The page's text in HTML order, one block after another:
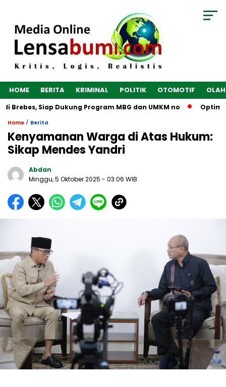
HOME BERITA KRIMINAL POLITIK OTOMOTIF
Siap Dukung Program MBG dan UMKM no
Home / Berita
Kenyamanan Warga di Atas Hukum:
Sikap Mendes Yandri
Abdan
Minggu, 5 Oktober 2025 - 03:06 WIB